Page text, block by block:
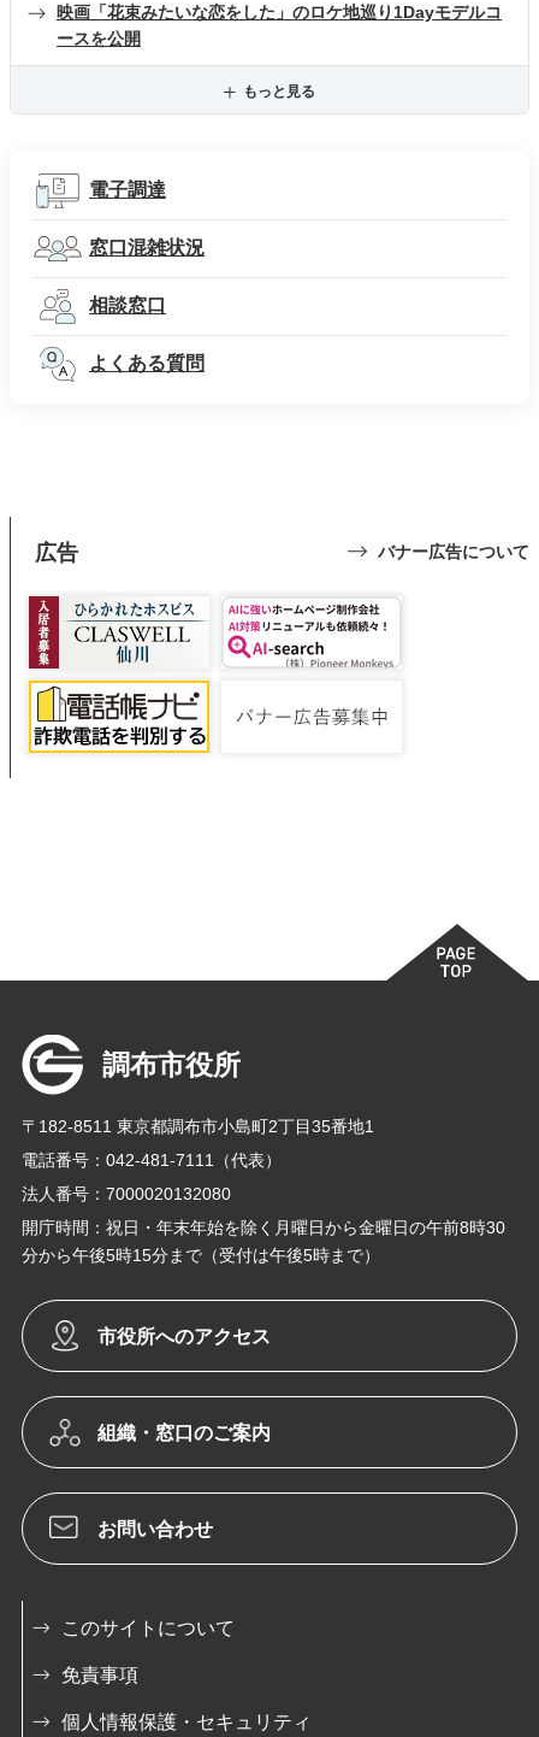
映画「花束みたいな恋をした」のロケ地巡り1Dayモデルコ
ースを公開
もっと見る
電子調達
窓口混雑状況
相談窓口
よくある質問
広告 バナー広告について
調布市役所
〒182-8511 東京都調布市小島町2丁目35番地1
電話番号：042-481-7111（代表）
法人番号：7000020132080
開庁時間：祝日・年末年始を除く月曜日から金曜日の午前8時30
分から午後5時15分まで（受付は午後5時まで）
市役所へのアクセス
組織・窓口のご案内
お問い合わせ
このサイトについて
免責事項
個人情報保護・セキュリティ